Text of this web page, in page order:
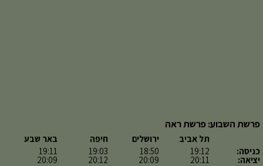
פרשת השבוע: פרשת ראה
כניסה:
יציאה:
תל אביב
19:12
20:11
ירושלים
18:50
20:09
חיפה
19:03
20:12
באר שבע
19:11
20:09